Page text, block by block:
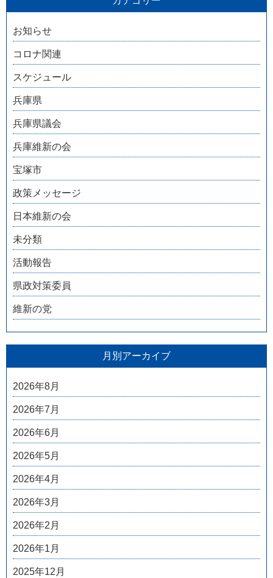
お知らせ
コロナ関連
スケジュール
兵庫県
兵庫県議会
兵庫維新の会
宝塚市
政策メッセージ
日本維新の会
未分類
活動報告
県政対策委員
維新の党
月別アーカイブ
2026年8月
2026年7月
2026年6月
2026年5月
2026年4月
2026年3月
2026年2月
2026年1月
2025年12月